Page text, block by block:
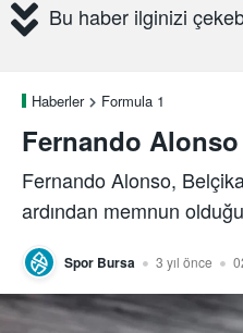
Bu haber ilginizi
Haberler Formula 1
Fernando
Fernando Alonso,
ardından memnun
Spor Bursa 3 yıl önce